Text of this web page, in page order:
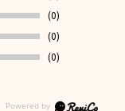
(0)
(0)
(0)